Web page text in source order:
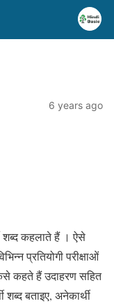
6 years ago
शब्द कहलाते हैं । ऐसे
प्रतियोगी परीक्षाओं
कहते हैं उदाहरण सहित
शब्द बताइए, अनेकार्थी